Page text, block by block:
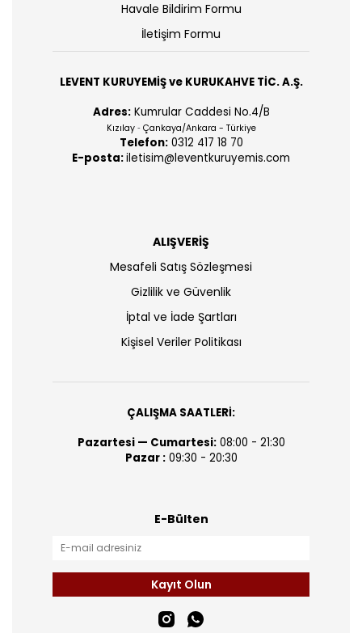
Havale Bildirim Formu
İletişim Formu
LEVENT KURUYEMİŞ ve KURUKAHVE TİC. A.Ş.
Adres:Kumrular Caddesi No.4/B
Kızılay - Çankaya/Ankara - Türkiye
Telefon:0312 417 18 70
E-posta:iletisim@leventkuruyemis.com
ALIŞVERİŞ
Mesafeli Satış Sözleşmesi
Gizlilik ve Güvenlik
İptal ve İade Şartları
Kişisel Veriler Politikası
ÇALIŞMA SAATLERİ:
Pazartesi — Cumartesi:08:00 - 21:30
Pazar :09:30 - 20:30
E-Bülten
Kayıt Olun